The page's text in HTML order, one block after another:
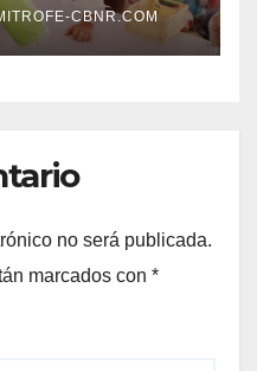
500
CBNR.COM
no será publicada.
marcados con *